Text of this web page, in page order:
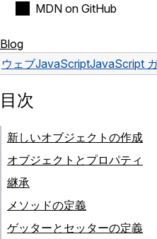
MDN on GitHub
Blog
ウェブJavaScriptJavaScript
目次
新しいオブジェクトの作成
オブジェクトとプロパティ
継承
メソッドの定義
ゲッターとセッターの定義